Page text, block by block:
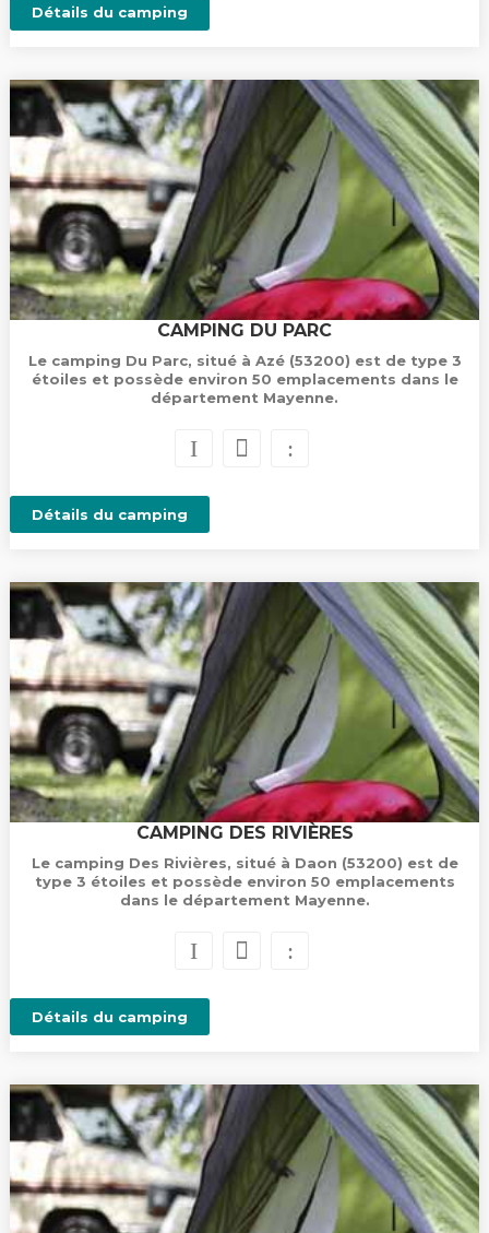
Détails du camping
CAMPING DU PARC
Le camping Du Parc, situé à Azé (53200) est de type 3
étoiles et possède environ 50 emplacements dans le
département Mayenne.
Détails du camping
CAMPING DES RIVIÈRES
Le camping Des Rivières, situé à Daon (53200) est de
type 3 étoiles et possède environ 50 emplacements
dans le département Mayenne.
Détails du camping